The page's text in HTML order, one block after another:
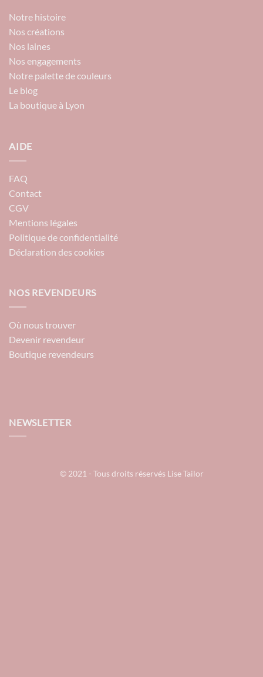
Notre histoire
Nos créations
Nos laines
Nos engagements
Notre palette de couleurs
Le blog
La boutique à Lyon
AIDE
FAQ
Contact
CGV
Mentions légales
Politique de confidentialité
Déclaration des cookies
NOS REVENDEURS
Où nous trouver
Devenir revendeur
Boutique revendeurs
NEWSLETTER
© 2021 - Tous droits réservés Lise Tailor